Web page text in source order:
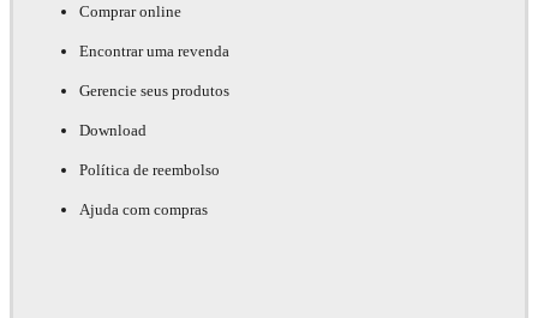
Comprar online
Encontrar uma revenda
Gerencie seus produtos
Download
Política de reembolso
Ajuda com compras